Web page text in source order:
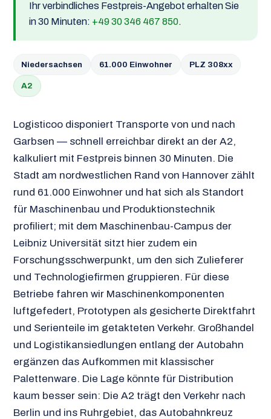
Ihr verbindliches Festpreis-Angebot erhalten Sie
in 30 Minuten: +49 30 346 467 850.
Niedersachsen 61.000 Einwohner PLZ 308xx
A2
Logisticoo disponiert Transporte von und nach
Garbsen — schnell erreichbar direkt an der A2,
kalkuliert mit Festpreis binnen 30 Minuten. Die
Stadt am nordwestlichen Rand von Hannover zählt
rund 61.000 Einwohner und hat sich als Standort
für Maschinenbau und Produktionstechnik
profiliert; mit dem Maschinenbau-Campus der
Leibniz Universität sitzt hier zudem ein
Forschungsschwerpunkt, um den sich Zulieferer
und Technologiefirmen gruppieren. Für diese
Betriebe fahren wir Maschinenkomponenten
luftgefedert, Prototypen als gesicherte Direktfahrt
und Serienteile im getakteten Verkehr. Großhandel
und Logistikansiedlungen entlang der Autobahn
ergänzen das Aufkommen mit klassischer
Palettenware. Die Lage könnte für Distribution
kaum besser sein: Die A2 trägt den Verkehr nach
Berlin und ins Ruhrgebiet, das Autobahnkreuz